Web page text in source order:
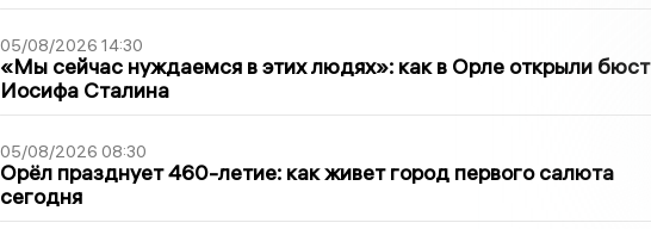
05/08/2026 14:30
«Мы сейчас нуждаемся в этих людях»: как в Орле открыли бюст
Иосифа Сталина
05/08/2026 08:30
Орёл празднует 460-летие: как живет город первого салюта
сегодня